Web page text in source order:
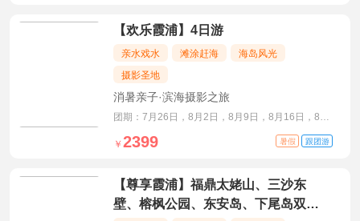
【欢乐霞浦】4日游
亲水戏水 滩涂赶海
海岛风光
摄影圣地
消暑亲子·滨海摄影之旅
团期：7月26日，8月2日，8月9日，8月16日，8月
23日，8月30日
暑假 跟团游
￥ 2399
【尊享霞浦】福鼎太姥山、三沙东
壁、榕枫公园、东安岛、下尾岛双动